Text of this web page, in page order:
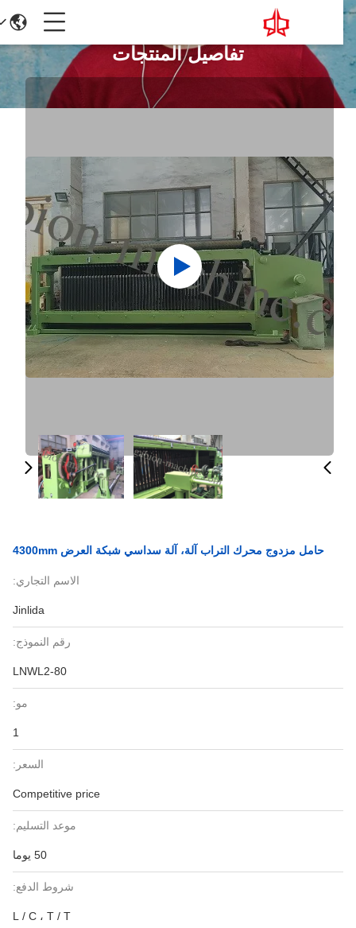
تفاصيل المنتجات
حامل مزدوج محرك التراب آلة، آلة سداسي شبكة العرض 4300mm
الاسم التجاري:
Jinlida
رقم النموذج:
LNWL2-80
مو:
السعر:
Competitive price
موعد التسليم:
50 يوما
شروط الدفع:
L / C ، T / T